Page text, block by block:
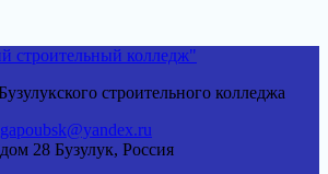
строительный колледж"
строительного колледжа
gapoubsk@yandex.ru
28 Бузулук, Россия